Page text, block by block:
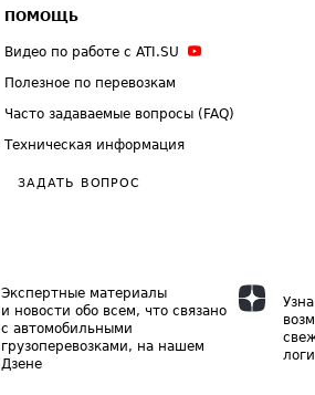
ПОМОЩЬ
Видео по работе с ATI.SU
Полезное по перевозкам
Часто задаваемые вопросы (FAQ)
Техническая информация
ЗАДАТЬ ВОПРОС
Экспертные материалы
и новости обо всем, что связано
с автомобильными
грузоперевозками, на нашем
Дзене